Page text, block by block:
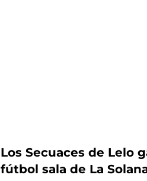
Los Secuaces de Lelo
fútbol sala de La